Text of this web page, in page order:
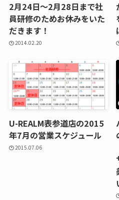
2月24日～2月28日まで社
員研修のためお休みをいた
だきます！
2014.02.20
U-REALM表参道店の2015
年7月の営業スケジュール
2015.07.06